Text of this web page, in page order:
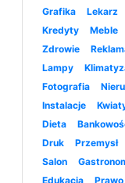
Grafika
Lekarz
Kredyty
Meble
Zdrowie
Lampy
Fotografia
Instalacje
Dieta
Druk
Przemysł
Salon
Edukacja
Prawo